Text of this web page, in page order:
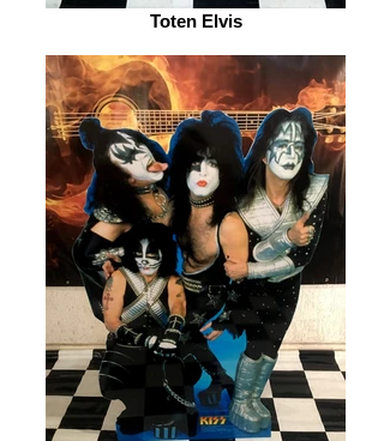
Toten Elvis